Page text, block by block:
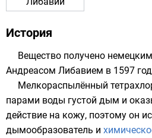
История
Вещество получено немецким
Андреасом Либавием в 1597
Мелкораспылённый
парами воды густой дым и
действие на кожу, поэтому он
дымообразователь и